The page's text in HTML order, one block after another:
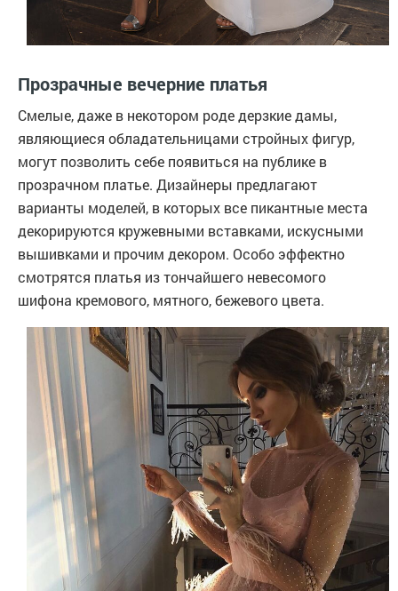
Прозрачные вечерние платья
Смелые, даже в некотором роде дерзкие дамы,
являющиеся обладательницами стройных фигур,
могут позволить себе появиться на публике в
прозрачном платье. Дизайнеры предлагают
варианты моделей, в которых все пикантные места
декорируются кружевными вставками, искусными
вышивками и прочим декором. Особо эффектно
смотрятся платья из тончайшего невесомого
шифона кремового, мятного, бежевого цвета.